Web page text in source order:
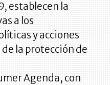
establecen la
a los
y acciones
la protección de
Agenda, con